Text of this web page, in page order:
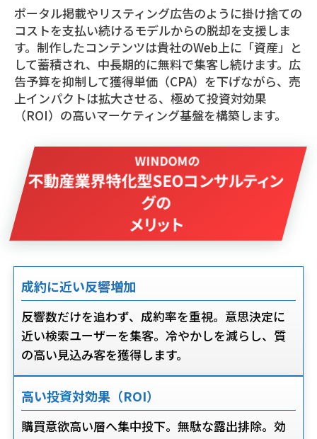
ポータル掲載やリスティング広告のように掛け捨ての
コストを支払い続けるモデルからの脱却を支援しま
す。制作したコンテンツは貴社のWeb上に「資産」と
して蓄積され、中長期的に無料で集客し続けます。広
告予算を抑制して獲得単価（CPA）を下げながら、売
上インパクトは拡大させる、極めて投資対効果
（ROI）の高いマーケティング基盤を構築します。
WINDOMの
不動産業界特化型SEOコンサルティン
グの
メリット
成約に近い反響増加
反響数だけを追わず、成約率を重視。意思決定に
近い検索ユーザーを集客。冷やかしを減らし、質
の高い見込み客を獲得します。
高い投資対効果（ROI）
購買意欲高い層へ集中投下。無駄な露出排除。効